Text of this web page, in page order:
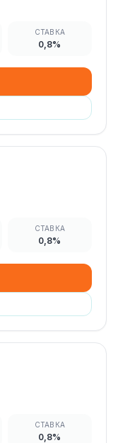
СТАВКА
0,8%
СТАВКА
0,8%
СТАВКА
0,8%